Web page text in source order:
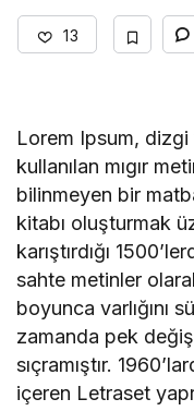
13
Lorem Ipsum, dizgi
kullanılan mıgır
bilinmeyen bir
kitabı oluşturmak
karıştırdığı
sahte metinler
boyunca varlığını
zamanda pek
sıçramıştır.
içeren Letraset